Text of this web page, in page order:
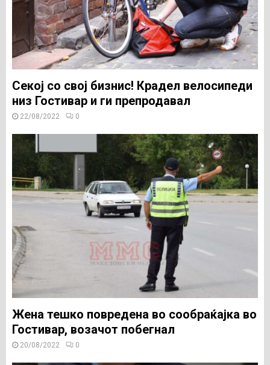
Секој со свој бизнис! Крадел велосипеди
низ Гостивар и ги препродавал
22/08/2022 0
Жена тешко повредена во сообраќајка во
Гостивар, возачот побегнал
20/08/2022 0